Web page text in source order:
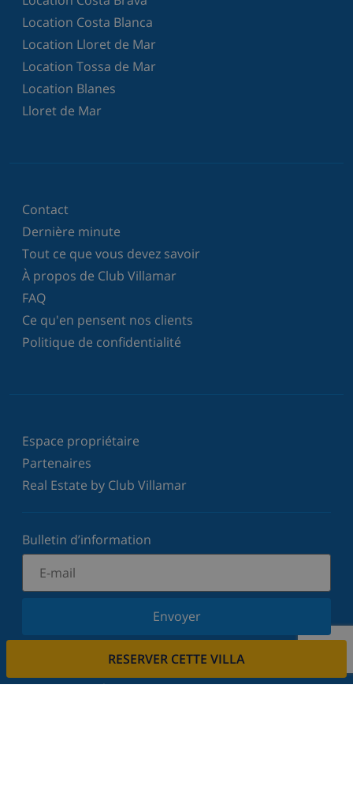
RESERVER CETTE VILLA
Location Costa Blanca
Location Lloret de Mar
Location Tossa de Mar
Location Blanes
Lloret de Mar
Contact
Dernière minute
Tout ce que vous devez savoir
À propos de Club Villamar
FAQ
Ce qu'en pensent nos clients
Politique de confidentialité
Espace propriétaire
Partenaires
Real Estate by Club Villamar
Bulletin d’information
Envoyer
Inscrivez-vous à notre newsletter et restez informé
votre vie privée.